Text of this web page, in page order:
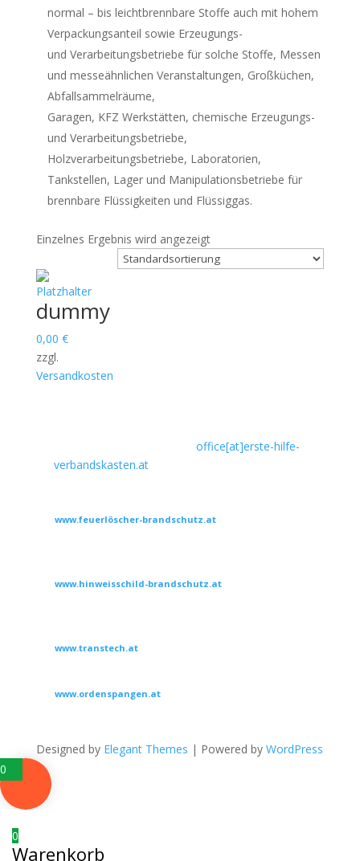
normal – bis leichtbrennbare Stoffe auch mit hohem
Verpackungsanteil sowie Erzeugungs-
und Verarbeitungsbetriebe für solche Stoffe, Messen
und messeähnlichen Veranstaltungen, Großküchen,
Abfallsammelräume,
Garagen, KFZ Werkstätten, chemische Erzeugungs-
und Verarbeitungsbetriebe,
Holzverarbeitungsbetriebe, Laboratorien,
Tankstellen, Lager und Manipulationsbetriebe für
brennbare Flüssigkeiten und Flüssiggas.
Einzelnes Ergebnis wird angezeigt
dummy
0,00 €
zzgl.
Versandkosten
office[at]erste-hilfe-
verbandskasten.at
www.feuerlöscher-brandschutz.at
www.hinweisschild-brandschutz.at
www.transtech.at
www.ordenspangen.at
Designed by Elegant Themes | Powered by WordPress
0
0
Warenkorb